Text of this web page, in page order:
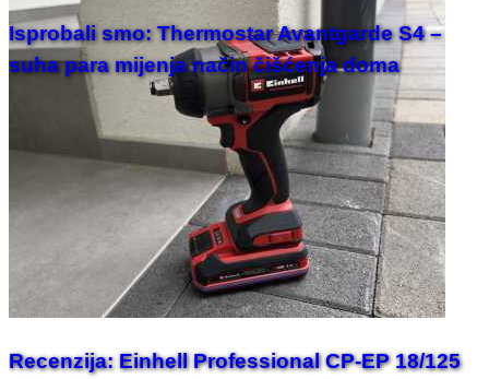
Isprobali smo: Thermostar Avantgarde S4 –
suha para mijenja način čišćenja doma
Recenzija: Einhell Professional CP-EP 18/125